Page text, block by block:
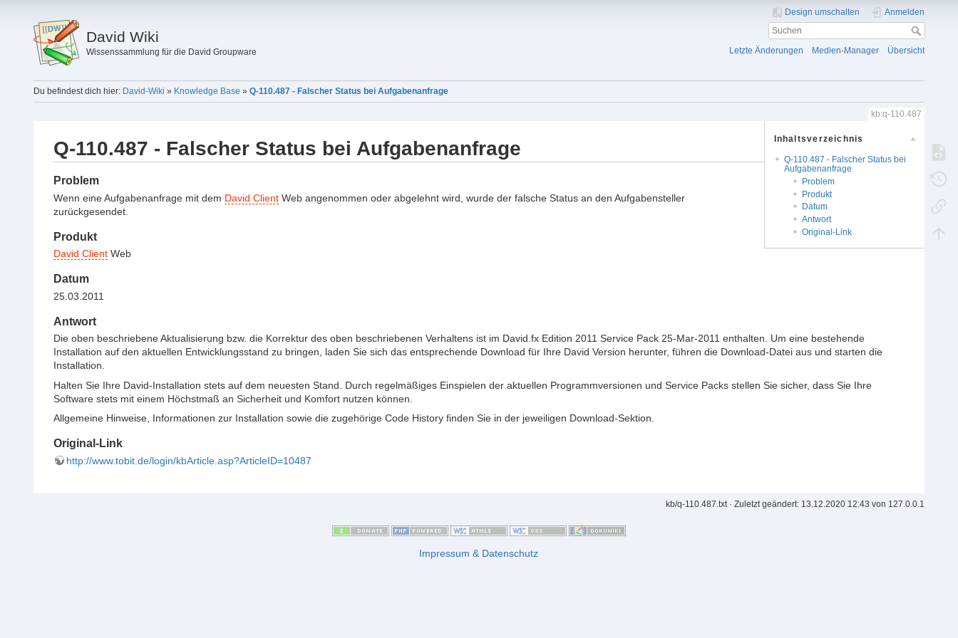
David Wiki
Wissenssammlung für die David Groupware
Design umschalten Anmelden
Letzte Änderungen Medien-Manager Übersicht
Du befindest dich hier: David-Wiki » Knowledge Base » Q-110.487 - Falscher Status bei Aufgabenanfrage
kb:q-110.487
Inhaltsverzeichnis
Q-110.487 - Falscher Status bei
Aufgabenanfrage
Problem
Produkt
Datum
Antwort
Original-Link
Q-110.487 - Falscher Status bei Aufgabenanfrage
Problem
Wenn eine Aufgabenanfrage mit dem David ClientWeb angenommen oder abgelehnt wird, wurde der falsche Status an den Aufgabensteller
zurückgesendet.
Produkt
David ClientWeb
Datum
25.03.2011
Antwort
Die oben beschriebene Aktualisierung bzw. die Korrektur des oben beschriebenen Verhaltens ist im David.fx Edition 2011 Service Pack 25-Mar-2011 enthalten. Um eine bestehende
Installation auf den aktuellen Entwicklungsstand zu bringen, laden Sie sich das entsprechende Download für Ihre David Version herunter, führen die Download-Datei aus und starten die
Installation.
Halten Sie Ihre David-Installation stets auf dem neuesten Stand. Durch regelmäßiges Einspielen der aktuellen Programmversionen und Service Packs stellen Sie sicher, dass Sie Ihre
Software stets mit einem Höchstmaß an Sicherheit und Komfort nutzen können.
Allgemeine Hinweise, Informationen zur Installation sowie die zugehörige Code History finden Sie in der jeweiligen Download-Sektion.
Original-Link
http://www.tobit.de/login/kbArticle.asp?ArticleID=10487
kb/q-110.487.txt· Zuletzt geändert: 13.12.2020 12:43 von 127.0.0.1
Impressum & Datenschutz